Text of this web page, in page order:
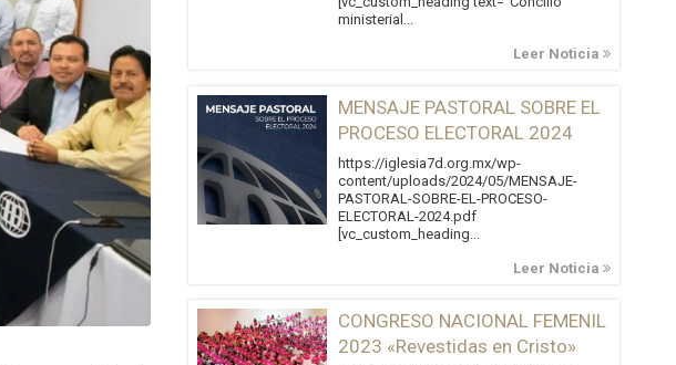
ministerial...
Leer Noticia
MENSAJE PASTORAL SOBRE EL
PROCESO ELECTORAL 2024
https://iglesia7d.org.mx/wp-
content/uploads/2024/05/MENSAJE-
PASTORAL-SOBRE-EL-PROCESO-
ELECTORAL-2024.pdf
[vc_custom_heading...
Leer Noticia
CONGRESO NACIONAL FEMENIL
2023 «Revestidas en Cristo»